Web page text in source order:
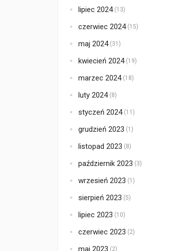
lipiec 2024(13)
czerwiec 2024(15)
maj 2024(31)
kwiecień 2024(19)
marzec 2024(18)
luty 2024(8)
styczeń 2024(11)
grudzień 2023 (1)
listopad 2023 (8)
październik 2023 (3)
wrzesień 2023 (1)
sierpień 2023 (5)
lipiec 2023 (10)
czerwiec 2023 (2)
maj 2023 (2)